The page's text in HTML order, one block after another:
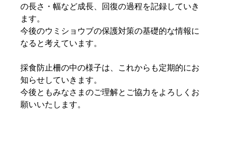
の長さ・幅など成長、回復の過程を記録していき
ます。
今後のウミショウブの保護対策の基礎的な情報に
なると考えています。
採食防止柵の中の様子は、これからも定期的にお
知らせしていきます。
今後ともみなさまのご理解とご協力をよろしくお
願いいたします。